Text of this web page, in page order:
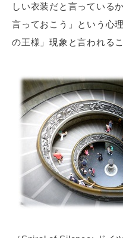
しい衣装だと言っている
言っておこう」という心
の王様」現象と言われる